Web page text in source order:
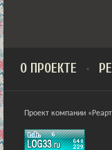
О ПРОЕКТЕ
Проект компании